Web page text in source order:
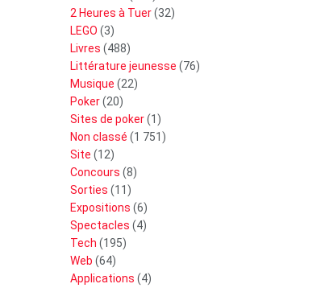
2 Heures à Tuer(32)
LEGO (3)
Livres (488)
Littérature jeunesse (76)
Musique (22)
Poker(20)
Sites de poker(1)
Non classé (1 751)
Site (12)
Concours (8)
Sorties (11)
Expositions (6)
Spectacles (4)
Tech (195)
Web (64)
Applications (4)